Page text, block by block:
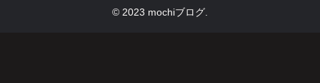
© 2023 mochiブログ.